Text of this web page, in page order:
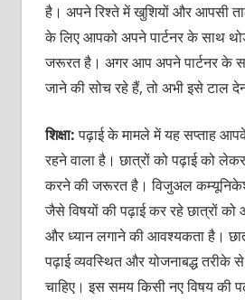
है। अपने रिश्‍ते में खुशियों और आपसी
के लिए आपको अपने पार्टनर के साथ
जरूरत है। अगर आप अपने पार्टनर के
जाने की सोच रहे हैं, तो अभी इसे टाल
शिक्षा:पढ़ाई के मामले में यह सप्‍ताह
रहने वाला है। छात्रों को पढ़ाई को
करने की जरूरत है। विजुअल
जैसे विषयों की पढ़ाई कर रहे छात्रों को
और ध्‍यान लगाने की आवश्‍यकता है।
पढ़ाई व्‍यवस्थित और योजनाबद्ध तरीके
चाहिए। इस समय किसी नए विषय की